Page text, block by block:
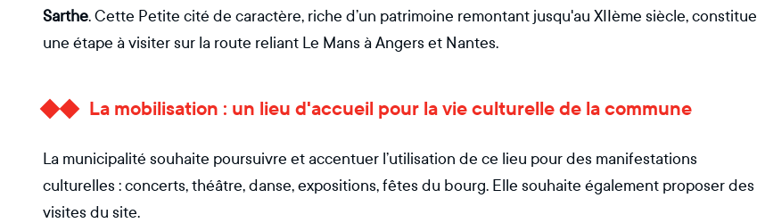
Sarthe. Cette Petite cité de caractère, riche d’un patrimoine remontant jusqu'au XIIème siècle, constitue
une étape à visiter sur la route reliant Le Mans à Angers et Nantes.
La mobilisation : un lieu d'accueil pour la vie culturelle de la commune
La municipalité souhaite poursuivre et accentuer l’utilisation de ce lieu pour des manifestations
culturelles : concerts, théâtre, danse, expositions, fêtes du bourg. Elle souhaite également proposer des
visites du site.